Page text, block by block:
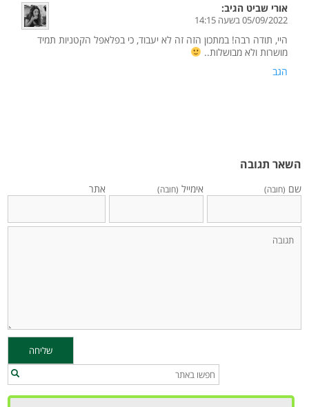
אורי שביט הגיב:
05/09/2022 בשעה 14:15
היי, תודה רבה! במתכון הזה זה לא יעבוד, כי בפלאפל הקטניות תמיד
מושרות ולא מבושלות..
הגב
השאר תגובה
שם (חובה) אימייל (חובה) אתר